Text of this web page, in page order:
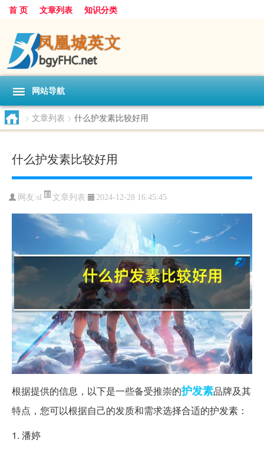
首 页 文章列表 知识分类
网站导航
> 文章列表 > 什么护发素比较好用
什么护发素比较好用
网友:sl 文章列表 2024-12-28 16:45:45
根据提供的信息，以下是一些备受推崇的护发素品牌及其
特点，您可以根据自己的发质和需求选择合适的护发素：
1. 潘婷